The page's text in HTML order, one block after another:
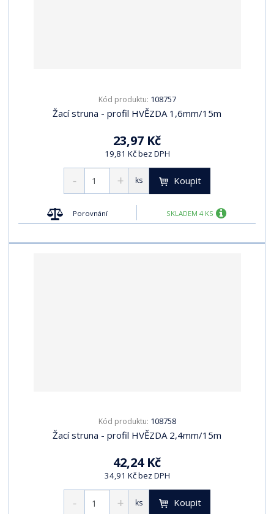
Kód produktu: 108757
Žací struna - profil HVĚZDA 1,6mm/15m
23,97 Kč
19,81 Kč bez DPH
ks Koupit
Porovnání SKLADEM 4 KS
Kód produktu: 108758
Žací struna - profil HVĚZDA 2,4mm/15m
42,24 Kč
34,91 Kč bez DPH
ks Koupit